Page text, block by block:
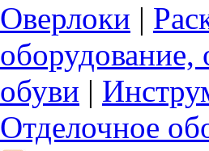
Оверлоки |
оборудование,
обуви |
Отделочное